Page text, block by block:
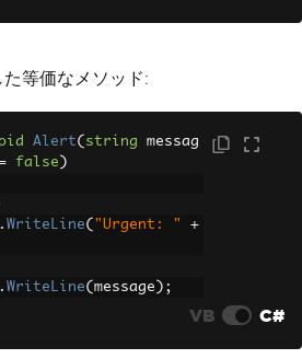
等価なメソッド:
Alert( string messag
false )
. WriteLine( "Urgent: "
+
. WriteLine( message );
VB C#